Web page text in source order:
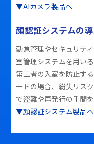
▼AIカメラ製品へ
顔認証システムの
勤怠管理やセキュリテ
室管理システムを用い
第三者の入室を防止す
ードの場合、紛失リス
で盗難や再発行の手間
▼顔認証システム製品へ